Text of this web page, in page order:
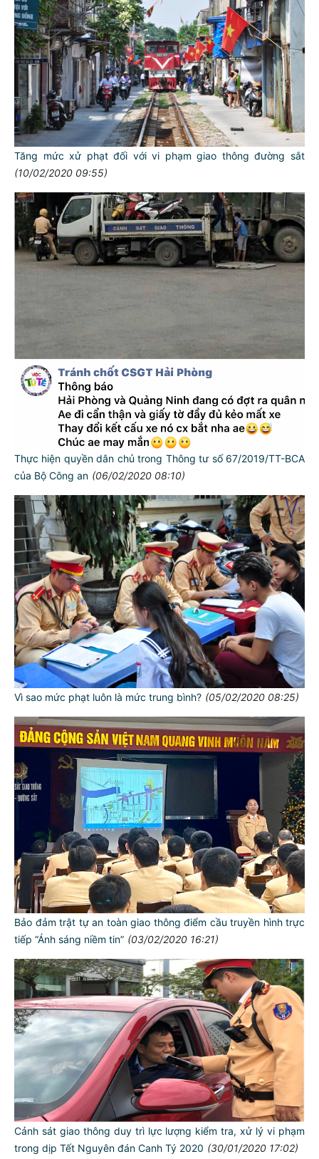
Tăng mức xử phạt đối với vi phạm giao thông đường sắt
(10/02/2020 09:55)
Thực hiện quyền dân chủ trong Thông tư số 67/2019/TT-BCA
của Bộ Công an (06/02/2020 08:10)
Vì sao mức phạt luôn là mức trung bình? (05/02/2020 08:25)
Bảo đảm trật tự an toàn giao thông điểm cầu truyền hình trực
tiếp “Ánh sáng niềm tin” (03/02/2020 16:21)
Cảnh sát giao thông duy trì lực lượng kiểm tra, xử lý vi phạm
trong dịp Tết Nguyên đán Canh Tý 2020 (30/01/2020 17:02)